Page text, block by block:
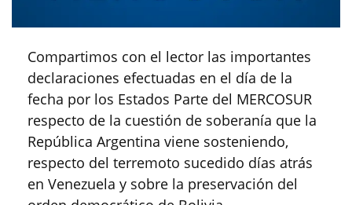
Compartimos con el lector las importantes
declaraciones efectuadas en el día de la
fecha por los Estados Parte del MERCOSUR
respecto de la cuestión de soberanía que la
República Argentina viene sosteniendo,
respecto del terremoto sucedido días atrás
en Venezuela y sobre la preservación del